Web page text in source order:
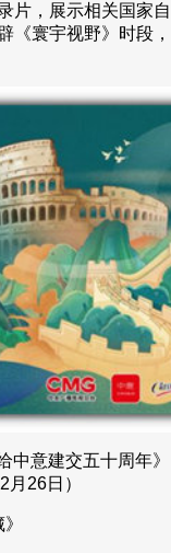
片，展示相关国家自
《寰宇视野》时段，
意建交五十周年》
月26日）